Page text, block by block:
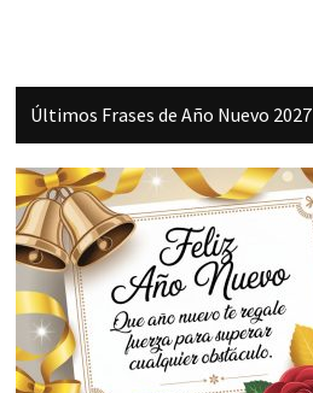
Últimos Frases de Año Nuevo 2027